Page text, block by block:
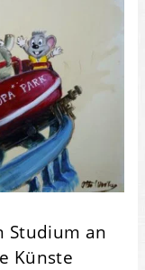
Studium an
Künste